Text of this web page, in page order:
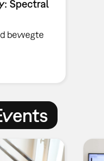
Spectral
bewegte